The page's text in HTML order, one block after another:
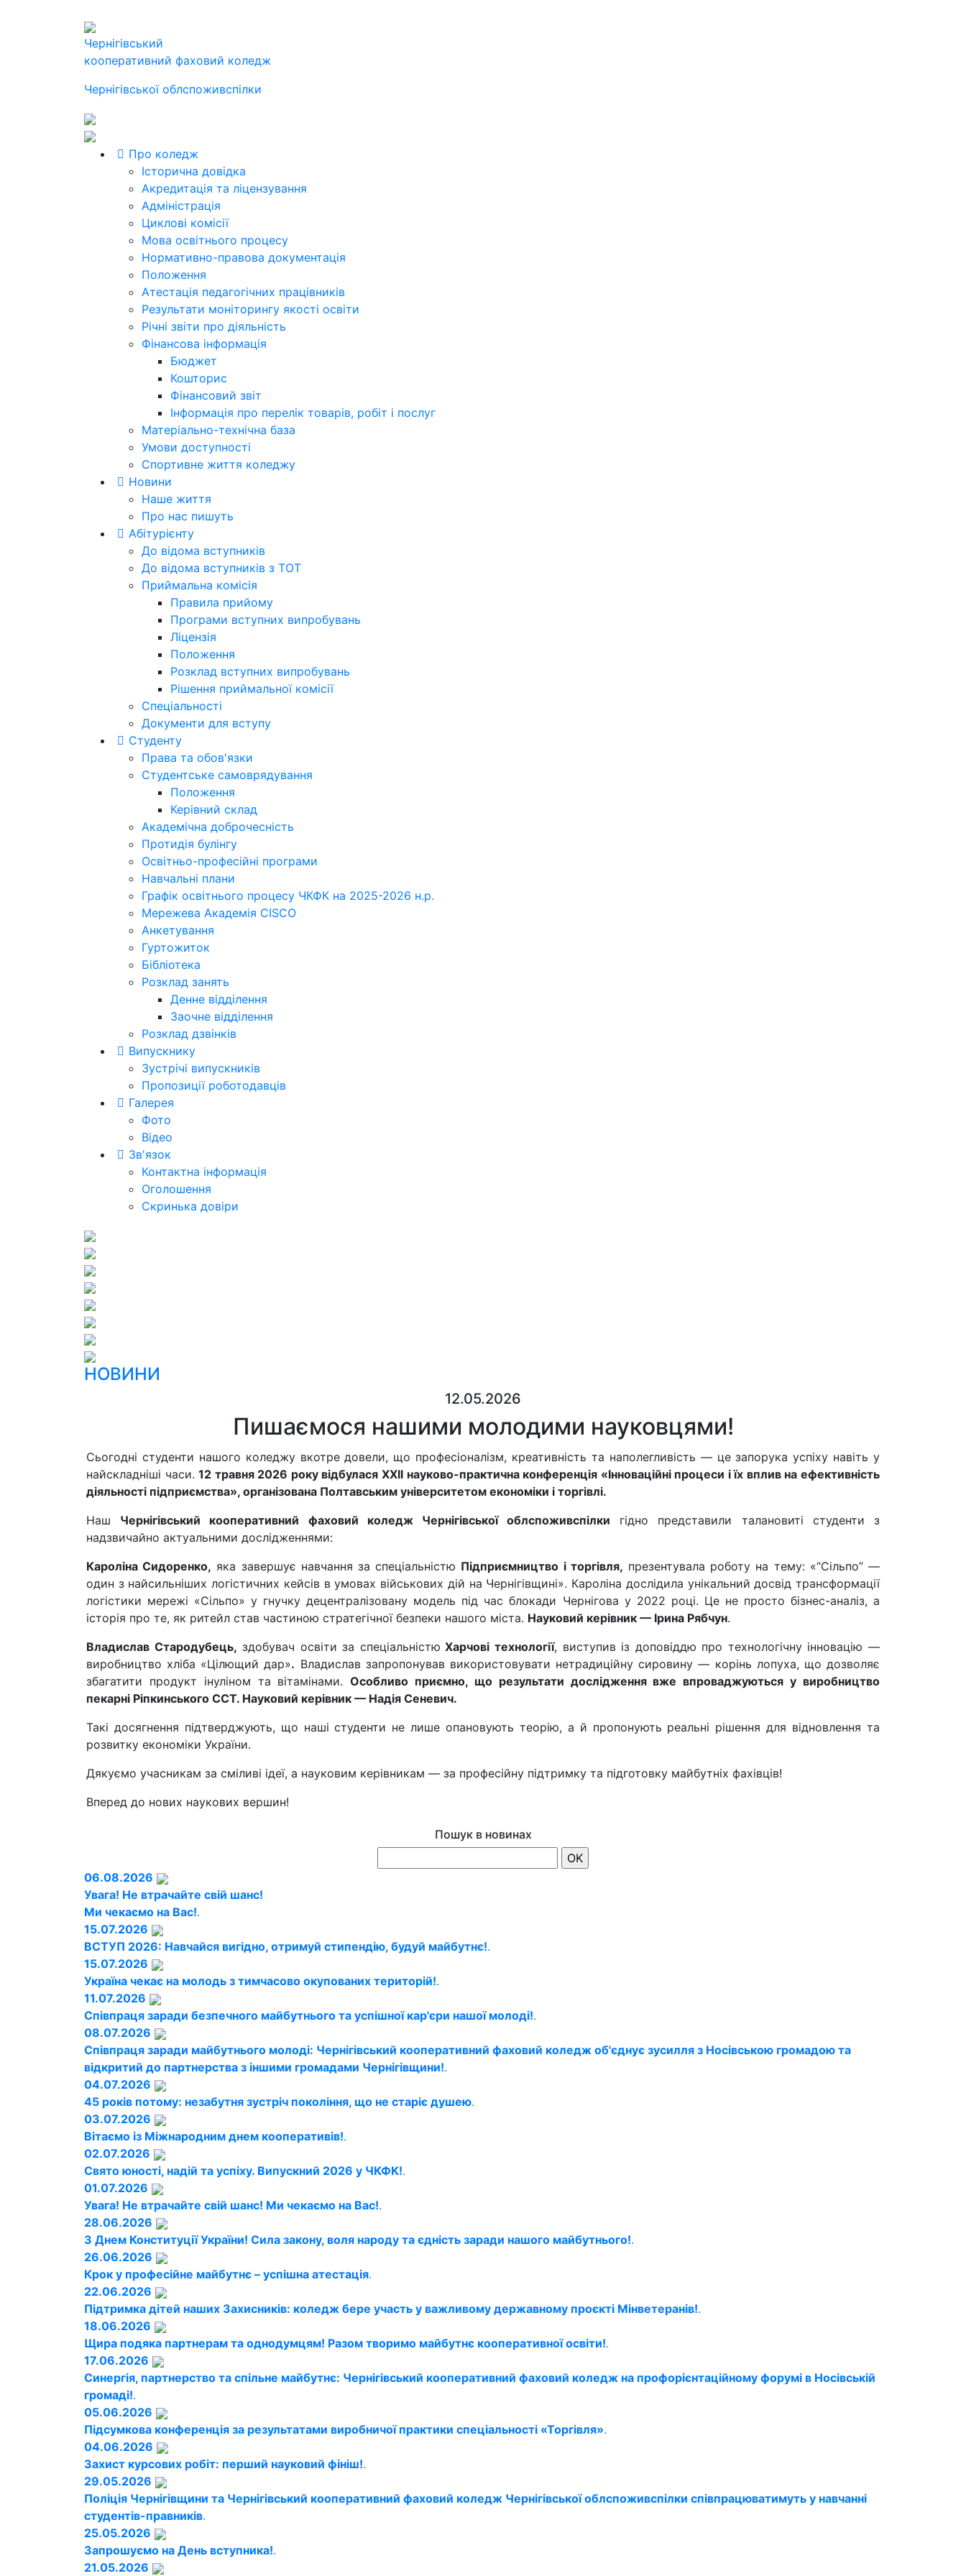
Чернігівський
кооперативний фаховий коледж
Чернігівської облспоживспілки
Про коледж
Історична довідка
Акредитація та ліцензування
Адміністрація
Циклові комісії
Мова освітнього процесу
Нормативно-правова документація
Положення
Атестація педагогічних працівників
Результати моніторингу якості освіти
Річні звіти про діяльність
Фінансова інформація
Бюджет
Кошторис
Фінансовий звіт
Інформація про перелік товарів, робіт і послуг
Матеріально-технічна база
Умови доступності
Спортивне життя коледжу
Новини
Наше життя
Про нас пишуть
Абітурієнту
До відома вступників
До відома вступників з ТОТ
Приймальна комісія
Правила прийому
Програми вступних випробувань
Ліцензія
Положення
Розклад вступних випробувань
Рішення приймальної комісії
Спеціальності
Документи для вступу
Студенту
Права та обов'язки
Студентське самоврядування
Положення
Керівний склад
Академічна доброчесність
Протидія булінгу
Освітньо-професійні програми
Навчальні плани
Графік освітнього процесу ЧКФК на 2025-2026 н.р.
Мережева Академія CISCO
Анкетування
Гуртожиток
Бібліотека
Розклад занять
Денне відділення
Заочне відділення
Розклад дзвінків
Випускнику
Зустрічі випускників
Пропозиції роботодавців
Галерея
Фото
Відео
Зв'язок
Контактна інформація
Оголошення
Скринька довіри
НОВИНИ
12.05.2026
Пишаємося нашими молодими науковцями!
Сьогодні студенти нашого коледжу вкотре довели, що професіоналізм, креативність та наполегливість — це запорука успіху навіть у
найскладніші часи.12 травня 2026 року відбулася XXII науково-практична конференція «Інноваційні процеси і їх вплив на ефективність
діяльності підприємства», організована Полтавським університетом економіки і торгівлі.
Наш Чернігівський кооперативний фаховий коледж Чернігівської облспоживспілки гідно представили талановиті студенти з
надзвичайно актуальними дослідженнями:
Кароліна Сидоренко, яка завершує навчання за спеціальністю Підприємництво і торгівля, презентувала роботу на тему: «“Сільпо” —
один з найсильніших логістичних кейсів в умовах військових дій на Чернігівщині». Кароліна дослідила унікальний досвід трансформації
логістики мережі «Сільпо» у гнучку децентралізовану модель під час блокади Чернігова у 2022 році. Це не просто бізнес-аналіз, а
історія про те, як ритейл став частиною стратегічної безпеки нашого міста. Науковий керівник — Ірина Рябчун.
Владислав Стародубець, здобувач освіти за спеціальністю Харчові технології, виступив із доповіддю про технологічну інновацію —
виробництво хліба «Цілющий дар». Владислав запропонував використовувати нетрадиційну сировину — корінь лопуха, що дозволяє
збагатити продукт інуліном та вітамінами.Особливо приємно, що результати дослідження вже впроваджуються у виробництво
пекарні Ріпкинського ССТ. Науковий керівник — Надія Сеневич.
Такі досягнення підтверджують, що наші студенти не лише опановують теорію, а й пропонують реальні рішення для відновлення та
розвитку економіки України.
Дякуємо учасникам за сміливі ідеї, а науковим керівникам — за професійну підтримку та підготовку майбутніх фахівців!
Вперед до нових наукових вершин!
Пошук в новинах
06.08.2026
Увага! Не втрачайте свій шанс!
Ми чекаємо на Вас!.
15.07.2026
ВСТУП 2026: Навчайся вигідно, отримуй стипендію, будуй майбутнє!.
15.07.2026
Україна чекає на молодь з тимчасово окупованих територій!.
11.07.2026
Співпраця заради безпечного майбутнього та успішної кар'єри нашої молоді!.
08.07.2026
Співпраця заради майбутнього молоді: Чернігівський кооперативний фаховий коледж об'єднує зусилля з Носівською громадою та
відкритий до партнерства з іншими громадами Чернігівщини!.
04.07.2026
45 років потому: незабутня зустріч покоління, що не старіє душею.
03.07.2026
Вітаємо із Міжнародним днем кооперативів!.
02.07.2026
Свято юності, надій та успіху. Випускний 2026 у ЧКФК!.
01.07.2026
Увага! Не втрачайте свій шанс! Ми чекаємо на Вас!.
28.06.2026
З Днем Конституції України! Сила закону, воля народу та єдність заради нашого майбутнього!.
26.06.2026
Крок у професійне майбутнє – успішна атестація.
22.06.2026
Підтримка дітей наших Захисників: коледж бере участь у важливому державному проєкті Мінветеранів!.
18.06.2026
Щира подяка партнерам та однодумцям! Разом творимо майбутнє кооперативної освіти!.
17.06.2026
Синергія, партнерство та спільне майбутнє: Чернігівський кооперативний фаховий коледж на профорієнтаційному форумі в Носівській
громаді!.
05.06.2026
Підсумкова конференція за результатами виробничої практики спеціальності «Торгівля».
04.06.2026
Захист курсових робіт: перший науковий фініш!.
29.05.2026
Поліція Чернігівщини та Чернігівський кооперативний фаховий коледж Чернігівської облспоживспілки співпрацюватимуть у навчанні
студентів-правників.
25.05.2026
Запрошуємо на День вступника!.
21.05.2026